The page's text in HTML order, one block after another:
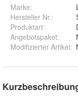
Marke:
Hersteller Nr.:
Produktart:
Angebotspaket:
Modifizierter Artikel: